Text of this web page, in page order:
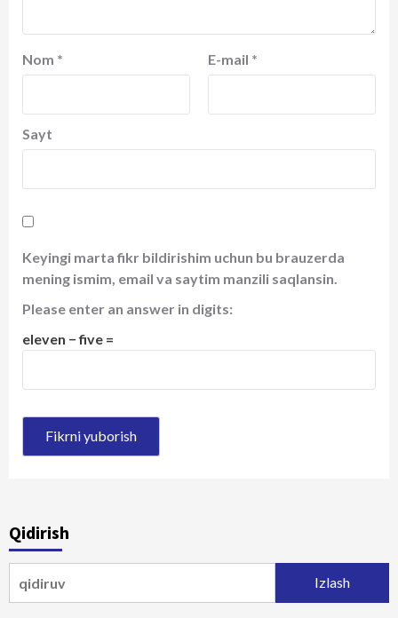
Nom * E-mail *
Sayt
Keyingi marta fikr bildirishim uchun bu brauzerda
mening ismim, email va saytim manzili saqlansin.
Please enter an answer in digits:
eleven − five =
Qidirish